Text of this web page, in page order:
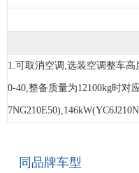
1.可取消空调,选装空调整车高
0-40,整备质量为12100kg时对
同品牌车型